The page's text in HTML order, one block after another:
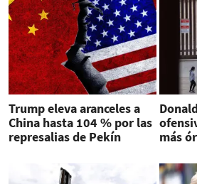
Trump eleva aranceles a
China hasta 104 % por las
represalias de Pekín
más